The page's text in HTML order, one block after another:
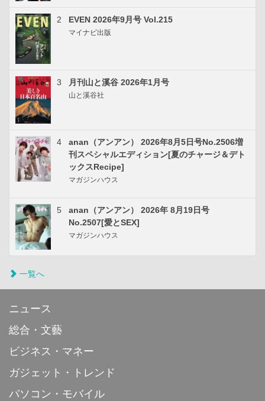
2 EVEN 2026年9月号 Vol.215
マイナビ出版
3 月刊山と溪谷 2026年1月号
山と溪谷社
4
anan（アンアン） 2026年8月5日号No.2506増
刊スペシャルエディション[夏のチャージ＆デト
ックスRecipe]
マガジンハウス
5
anan（アンアン） 2026年 8月19日号
No.2507[愛とSEX]
マガジンハウス
一覧へ
ニュース
総合・文藝
ビジネス・マネー
ガジェット・トレンド
パソコン・モバイル